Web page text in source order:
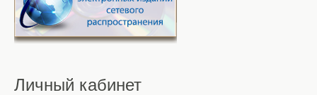
Личный кабинет